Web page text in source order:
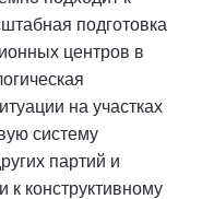
подготовка
центров в
на участках
систему
партий и
к конструктивному